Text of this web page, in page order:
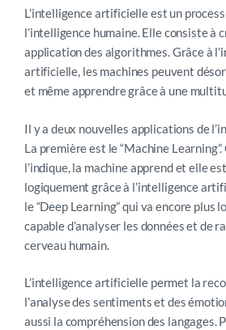
L’intelligence artificielle est un
l’intelligence humaine. Elle consiste à
application des algorithmes. Grâce à
artificielle, les machines peuvent
et même apprendre grâce à une
Il y a deux nouvelles applications de
La première est le “Machine Learning”.
l’indique, la machine apprend et elle
logiquement grâce à l’intelligence
le “Deep Learning” qui va encore plus
capable d’analyser les données et de
cerveau humain.
L’intelligence artificielle permet la
l’analyse des sentiments et des
aussi la compréhension des langages.